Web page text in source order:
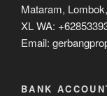
Mataram,
XL WA:
Email:
BANK